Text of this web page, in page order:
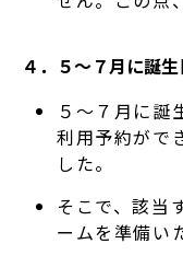
４．５～７月に誕
５～７月に誕
利用予約がで
した。
そこで、該当
ームを準備い